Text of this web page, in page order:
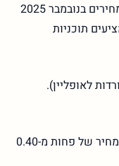
הודו הייתה פעם הזולה ביותר, אך עדכון מחירים בנובמבר 2025
תוכניות
זמינות למובייל בלבד במחיר של פחות מ-0.40